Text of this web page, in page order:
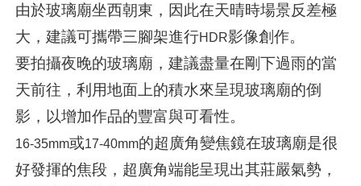
由於玻璃廟坐西朝東，因此在天晴時場景反差極
大，建議可攜帶三腳架進行HDR影像創作。
要拍攝夜晚的玻璃廟，建議盡量在剛下過雨的當
天前往，利用地面上的積水來呈現玻璃廟的倒
影，以增加作品的豐富與可看性。
16-35mm或17-40mm的超廣角變焦鏡在玻璃廟是很
好發揮的焦段，超廣角端能呈現出其莊嚴氣勢，